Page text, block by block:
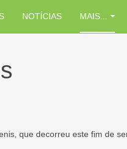
NOTÍCIAS MAIS...
que decorreu este fim de